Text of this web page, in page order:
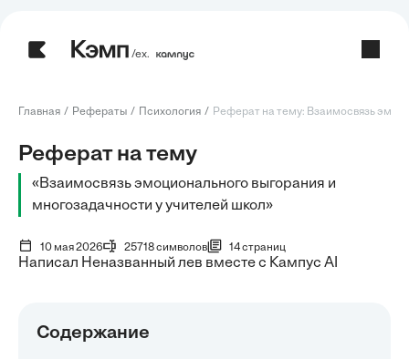
/ех.
Главная Рефераты Психология Реферат на тему: Взаимосвязь
Реферат на тему
«Взаимосвязь эмоционального выгорания и
многозадачности у учителей школ»
10 мая 2026 25718 символов 14 страниц
Написал Неназванный лев вместе с Кампус AI
Содержание